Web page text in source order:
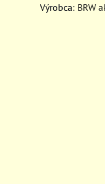
Výrobca: BRW